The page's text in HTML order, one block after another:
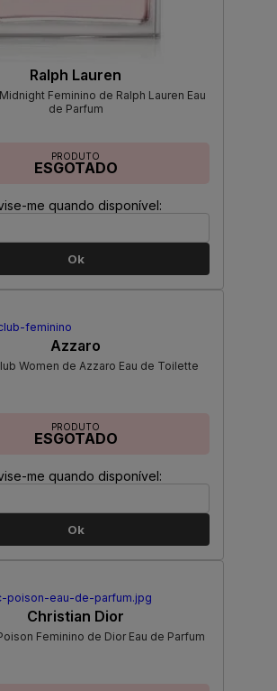
Ralph Lauren
Feminino de Ralph Lauren Eau
de Parfum
PRODUTO
ESGOTADO
me quando disponível:
Ok
Azzaro
Women de Azzaro Eau de Toilette
PRODUTO
ESGOTADO
me quando disponível:
Ok
Christian Dior
Feminino de Dior Eau de Parfum